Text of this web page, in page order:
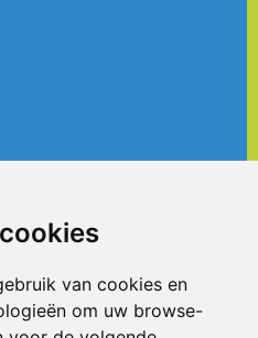
van cookies en
om uw browse-
VAN